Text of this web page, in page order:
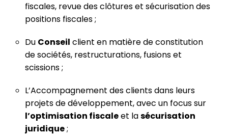
fiscales, revue des clôtures et sécurisation des
positions fiscales ;
Du Conseil client en matière de constitution
de sociétés, restructurations, fusions et
scissions ;
L’Accompagnement des clients dans leurs
projets de développement, avec un focus sur
l’optimisation fiscaleet lasécurisation
juridique;